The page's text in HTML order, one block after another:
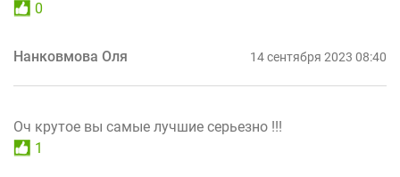
0
Нанковмова Оля 14 сентября 2023 08:40
Оч крутое вы самые лучшие серьезно !!!
1